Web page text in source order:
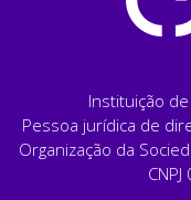
Instituição de
Pessoa jurídica de
Organização da